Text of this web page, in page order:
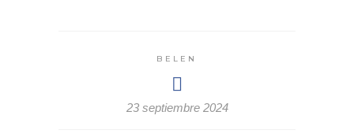
BELEN
23 septiembre 2024